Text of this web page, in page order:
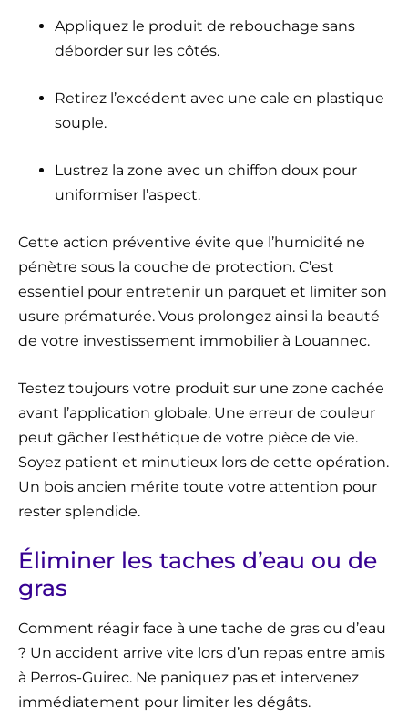
Appliquez le produit de rebouchage sans
déborder sur les côtés.
Retirez l’excédent avec une cale en plastique
souple.
Lustrez la zone avec un chiffon doux pour
uniformiser l’aspect.
Cette action préventive évite que l’humidité ne
pénètre sous la couche de protection. C’est
essentiel pour entretenir un parquet et limiter son
usure prématurée. Vous prolongez ainsi la beauté
de votre investissement immobilier à Louannec.
Testez toujours votre produit sur une zone cachée
avant l’application globale. Une erreur de couleur
peut gâcher l’esthétique de votre pièce de vie.
Soyez patient et minutieux lors de cette opération.
Un bois ancien mérite toute votre attention pour
rester splendide.
Éliminer les taches d’eau ou de
gras
Comment réagir face à une tache de gras ou d’eau
? Un accident arrive vite lors d’un repas entre amis
à Perros-Guirec. Ne paniquez pas et intervenez
immédiatement pour limiter les dégâts.